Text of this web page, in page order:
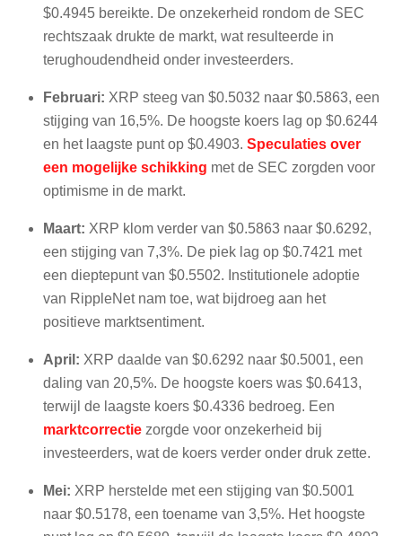
$0.4945 bereikte. De onzekerheid rondom de SEC
rechtszaak drukte de markt, wat resulteerde in
terughoudendheid onder investeerders.
Februari: XRP steeg van $0.5032 naar $0.5863, een
stijging van 16,5%. De hoogste koers lag op $0.6244
en het laagste punt op $0.4903. Speculaties over
een mogelijke schikking met de SEC zorgden voor
optimisme in de markt.
Maart: XRP klom verder van $0.5863 naar $0.6292,
een stijging van 7,3%. De piek lag op $0.7421 met
een dieptepunt van $0.5502. Institutionele adoptie
van RippleNet nam toe, wat bijdroeg aan het
positieve marktsentiment.
April: XRP daalde van $0.6292 naar $0.5001, een
daling van 20,5%. De hoogste koers was $0.6413,
terwijl de laagste koers $0.4336 bedroeg. Een
marktcorrectie zorgde voor onzekerheid bij
investeerders, wat de koers verder onder druk zette.
Mei: XRP herstelde met een stijging van $0.5001
naar $0.5178, een toename van 3,5%. Het hoogste